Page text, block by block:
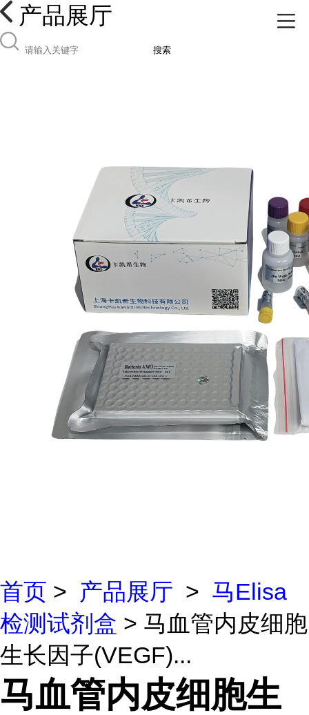
产品展厅
搜索
首页 > 产品展厅 > 马Elisa
检测试剂盒 > 马血管内皮细胞
生长因子(VEGF)...
马血管内皮细胞生